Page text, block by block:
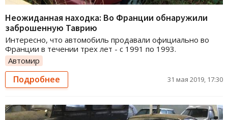
Неожиданная находка: Во Франции обнаружили
заброшенную Таврию
Интересно, что автомобиль продавали официально во
Франции в течении трех лет - с 1991 по 1993.
Автомир
Подробнее 31 мая 2019, 17:30